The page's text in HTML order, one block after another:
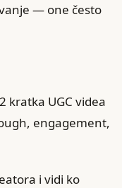
— one često
kratka UGC videa
engagement,
i vidi ko